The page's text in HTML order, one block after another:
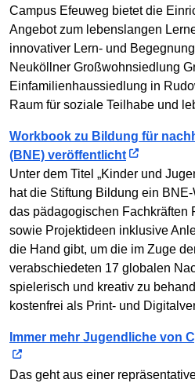
Campus Efeuweg bietet die
Angebot zum lebenslangen
innovativer Lern- und
Neuköllner Großwohnsiedlung
Einfamilienhaussiedlung in
Raum für soziale Teilhabe und
Workbook zu Bildung für
(BNE) veröffentlicht
Unter dem Titel „Kinder und
hat die Stiftung Bildung ein
das pädagogischen Fachkräften
sowie Projektideen inklusive
die Hand gibt, um die im Zuge
verabschiedeten 17 globalen
spielerisch und kreativ zu
kostenfrei als Print- und
Immer mehr Jugendliche von
Das geht aus einer